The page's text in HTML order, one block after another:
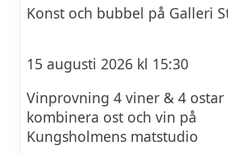
Konst och bubbel på Galleri
15 augusti 2026 kl 15:30
Vinprovning 4 viner & 4 ostar
kombinera ost och vin på
Kungsholmens matstudio